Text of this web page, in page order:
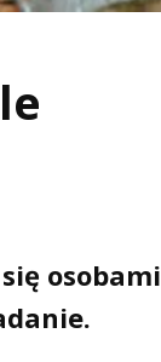
osobami